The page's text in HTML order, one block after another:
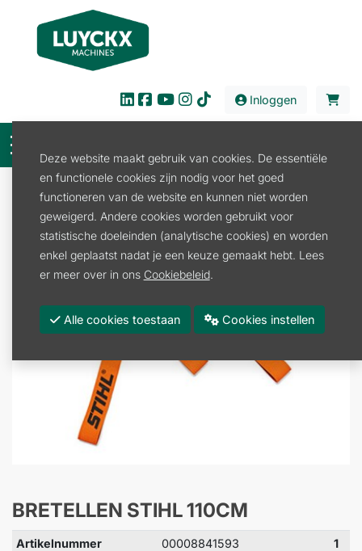
Inloggen
Werkplaats
Werkkledij
BRETELLEN STIHL 110CM
Artikelnummer 00008841593
1
Deze website maakt gebruik van cookies. De essentiële
en functionele cookies zijn nodig voor het goed
functioneren van de website en kunnen niet worden
geweigerd. Andere cookies worden gebruikt voor
statistische doeleinden (analytische cookies) en worden
enkel geplaatst nadat je een keuze gemaakt hebt. Lees
er meer over in ons Cookiebeleid.
Alle cookies toestaan Cookies instellen